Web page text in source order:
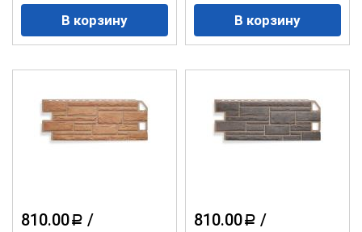
810.00 a / 810.00 a /